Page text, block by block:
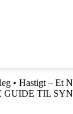
• Hastigt – Et
TIL